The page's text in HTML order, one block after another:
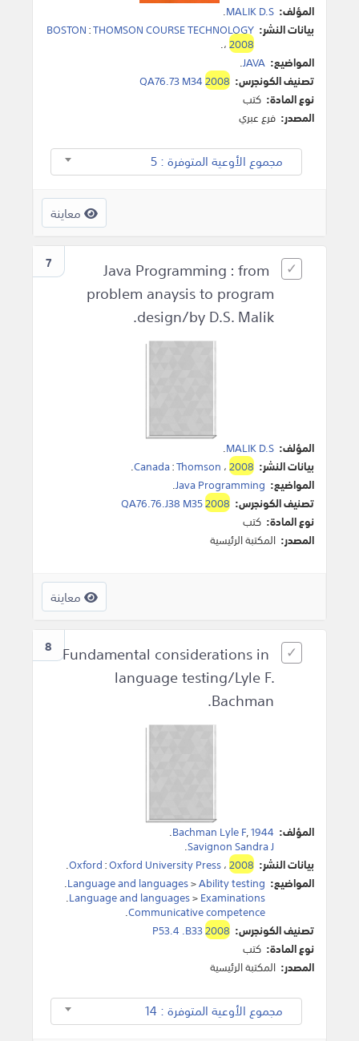
المؤلف: MALIK D.S
.
بيانات النشر:
BOSTON:THOMSON COURSE TECHNOLOGY
،2008
.
المواضيع: JAVA
.
تصنيف الكونجرس:
QA76.73 M342008
نوع المادة: كتب
المصدر: فرع عبري
مجموع الأوعية المتوفرة : 5
معاينة
7
Java Programming : from
problem anaysis to program
design/by D.S. Malik.
المؤلف: MALIK D.S
.
بيانات النشر:
Canada:Thomson ،2008
.
المواضيع: Java Programming
.
تصنيف الكونجرس:
QA76.76.J38 M352008
نوع المادة: كتب
المصدر: المكتبة الرئيسية
معاينة
8 Fundamental considerations in
language testing/Lyle F.
Bachman.
المؤلف: Bachman Lyle F,1944
.
Savignon Sandra J
.
بيانات النشر:
Oxford:Oxford University Press،2008
.
المواضيع:
Language and languages>Ability testing
.
Language and languages>Examinations
.
Communicative competence
.
تصنيف الكونجرس:
P53.4 .B332008
نوع المادة: كتب
المصدر: المكتبة الرئيسية
مجموع الأوعية المتوفرة : 14